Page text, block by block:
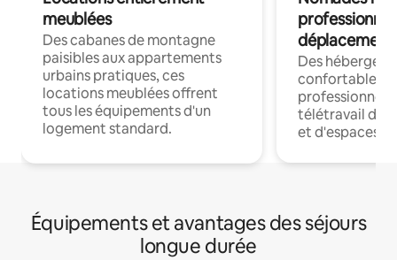
meublées
Des cabanes de montagne
paisibles aux appartements
urbains pratiques, ces
locations meublées offrent
tous les équipements d'un
logement standard.
déplacement
Des
confortables
professionnels
télétravail
et d'espaces
Équipements et avantages des séjours
longue durée